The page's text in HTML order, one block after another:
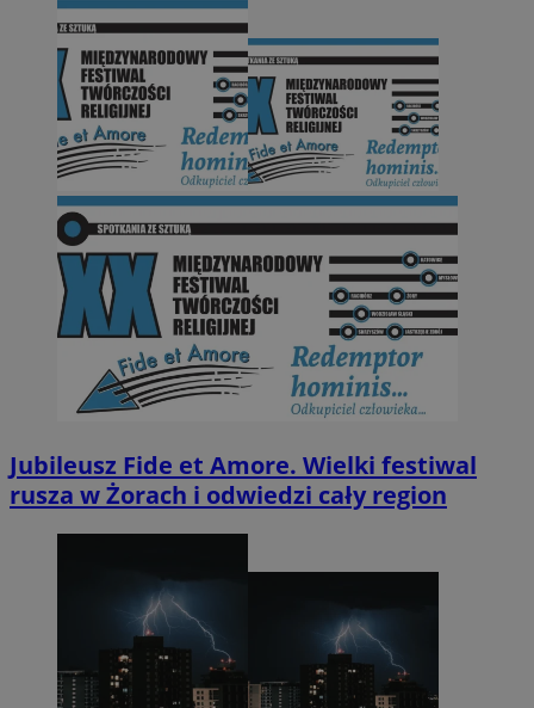
Jubileusz Fide et Amore. Wielki festiwal
rusza w Żorach i odwiedzi cały region